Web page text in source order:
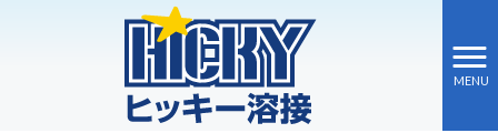
MENU
ヒッキー溶接 HOME
> 新着情報
>
HICKY WELDINGのブログ更新♪ シボレー トレイルブレイザー Chevrolet